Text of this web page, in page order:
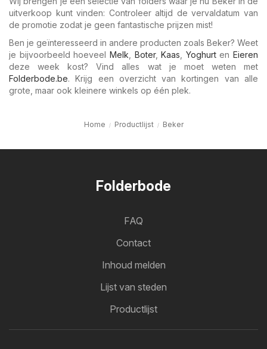
uitverkoop kunt vinden: Controleer altijd de vervaldatum van
de promotie zodat je geen fantastische prijzen mist!
Ben je geïnteresseerd in andere producten zoals Beker? Weet
je bijvoorbeeld hoeveel Melk Boter,Kaas Yoghurten Eieren
deze week kost? Vind alles wat je moet weten met
Folderbode.be. Krijg een overzicht van kortingen van alle
grote, maar ook kleinere winkels op één plek.
Home Productlijst Beker
Folderbode
FAQ
Contact
Inhoud melden
Lijst van steden
Productlijst